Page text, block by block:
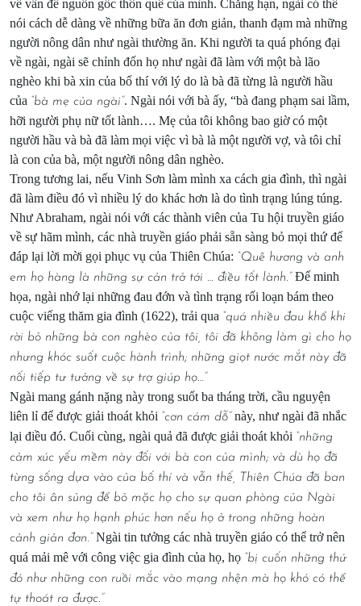
về vấn đề nguồn gốc thôn quê của mình. Chẳng hạn, ngài có thể
nói cách dễ dàng về những bữa ăn đơn giản, thanh đạm mà những
người nông dân như ngài thường ăn. Khi người ta quá phóng đại
về ngài, ngài sẽ chỉnh đốn họ như ngài đã làm với một bà lão
nghèo khi bà xin của bố thí với lý do là bà đã từng là người hầu
của “bà mẹ của ngài”. Ngài nói với bà ấy, “bà đang phạm sai lầm,
hỡi người phụ nữ tốt lành…. Mẹ của tôi không bao giờ có một
người hầu và bà đã làm mọi việc vì bà là một người vợ, và tôi chỉ
là con của bà, một người nông dân nghèo.
Trong tương lai, nếu Vinh Sơn làm mình xa cách gia đình, thì ngài
đã làm điều đó vì nhiều lý do khác hơn là do tình trạng lúng túng.
Như Abraham, ngài nói với các thành viên của Tu hội truyền giáo
về sự hãm mình, các nhà truyền giáo phải sẵn sàng bỏ mọi thứ để
đáp lại lời mời gọi phục vụ của Thiên Chúa: “Quê hương và anh
em họ hàng là những sự cản trở tới … điều tốt lành.”Để minh
họa, ngài nhớ lại những đau đớn và tình trạng rối loạn bám theo
cuộc viếng thăm gia đình (1622), trải qua “quá nhiều đau khổ khi
rời bỏ những bà con nghèo của tôi, tôi đã không làm gì cho họ
nhưng khóc suốt cuộc hành trình; những giọt nước mắt này đã
nối tiếp tư tưởng về sự trợ giúp họ…”
Ngài mang gánh nặng này trong suốt ba tháng trời, cầu nguyện
liên lỉ để được giải thoát khỏi “cơn cám dỗ”này, như ngài đã nhắc
lại điều đó. Cuối cùng, ngài quả đã được giải thoát khỏi “những
cảm xúc yếu mềm này đối với bà con của mình; và dù họ đã
từng sống dựa vào của bố thí và vẫn thế, Thiên Chúa đã ban
cho tôi ân sủng để bỏ mặc họ cho sự quan phòng của Ngài
và xem như họ hạnh phúc hơn nếu họ ở trong những hoàn
cảnh giản đơn.”Ngài tin tưởng các nhà truyền giáo có thể trở nên
quá mải mê với công việc gia đình của họ, họ “bị cuốn những thứ
đó như những con ruồi mắc vào mạng nhện mà họ khó có thể
tự thoát ra được.”